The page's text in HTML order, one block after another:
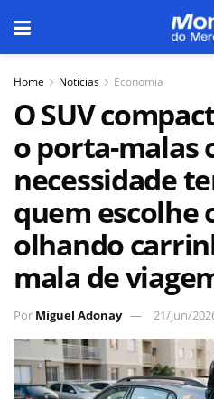
Home Notícias Economia
O SUV
o porta-malas
necessidade
quem escolhe
olhando
mala de
Por Miguel Adonay 21/jun/